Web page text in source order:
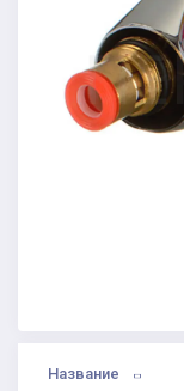
Название